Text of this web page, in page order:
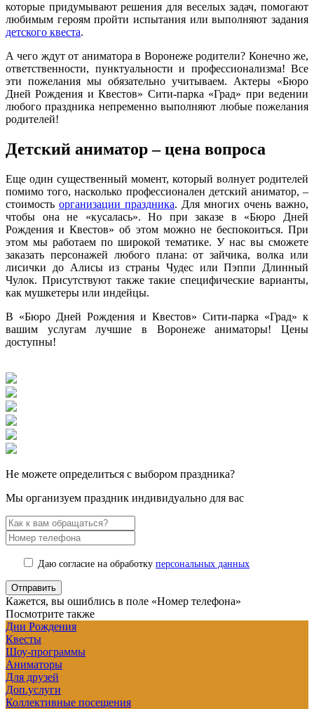
которые придумывают решения для веселых задач, помогают
любимым героям пройти испытания или выполняют задания
детского квеста.
А чего ждут от аниматора в Воронеже родители? Конечно же,
ответственности, пунктуальности и профессионализма! Все
эти пожелания мы обязательно учитываем. Актеры «Бюро
Дней Рождения и Квестов» Сити-парка «Град» при ведении
любого праздника непременно выполняют любые пожелания
родителей!
Детский аниматор – цена вопроса
Еще один существенный момент, который волнует родителей
помимо того, насколько профессионален детский аниматор, –
стоимость организации праздника. Для многих очень важно,
чтобы она не «кусалась». Но при заказе в «Бюро Дней
Рождения и Квестов» об этом можно не беспокоиться. При
этом мы работаем по широкой тематике. У нас вы сможете
заказать персонажей любого плана: от зайчика, волка или
лисички до Алисы из страны Чудес или Пэппи Длинный
Чулок. Присутствуют также такие специфические варианты,
как мушкетеры или индейцы.
В «Бюро Дней Рождения и Квестов» Сити-парка «Град» к
вашим услугам лучшие в Воронеже аниматоры! Цены
доступны!
Не можете определиться с выбором праздника?
Мы организуем праздник индивидуально для вас
Даю согласие на обработку персональных данных
Кажется, вы ошиблись в поле «Номер телефона»
Посмотрите также
Дни Рождения
Квесты
Шоу-программы
Аниматоры
Для друзей
Доп.услуги
Коллективные посещения